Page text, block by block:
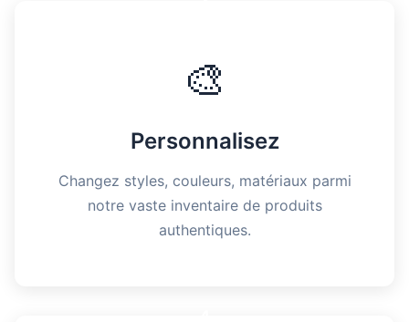
🎨
Personnalisez
Changez styles, couleurs, matériaux parmi
notre vaste inventaire de produits
authentiques.